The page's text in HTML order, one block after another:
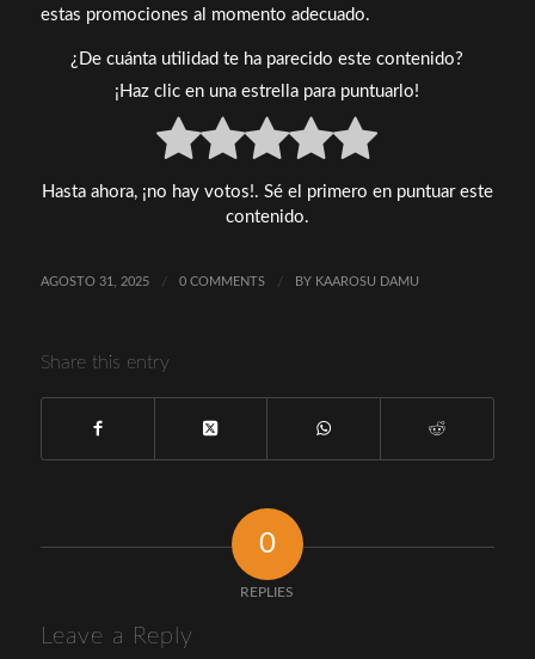
estas promociones al momento adecuado.
¿De cuánta utilidad te ha parecido este contenido?
¡Haz clic en una estrella para puntuarlo!
Hasta ahora, ¡no hay votos!. Sé el primero en puntuar este
contenido.
AGOSTO 31, 2025 / 0 COMMENTS / BY KAAROSU DAMU
Share this entry
0
REPLIES
Leave a Reply